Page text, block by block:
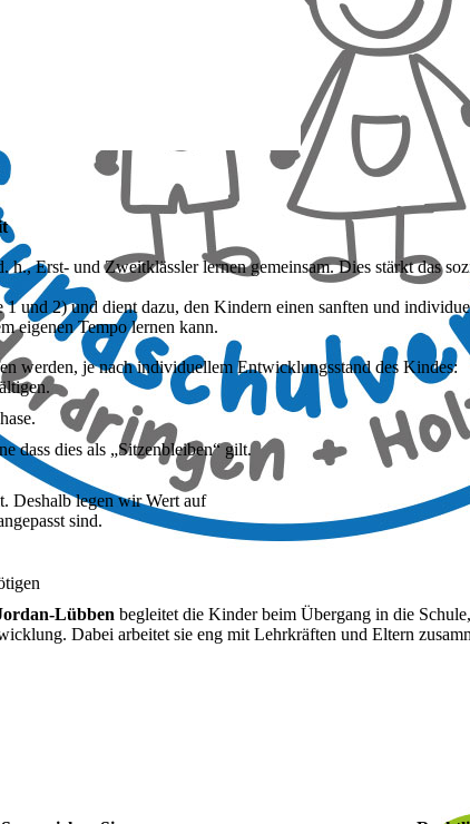
Erst- und Zweitklässler lernen gemeinsam. Dies stärkt das
1 und 2) und dient dazu, den Kindern einen sanften und
eigenen Tempo lernen kann.
werden, je nach individuellem Entwicklungsstand des Kindes:
dass dies als „Sitzenbleiben“ gilt.
Deshalb legen wir Wert auf
sind.
Lübben begleitet die Kinder beim Übergang in die
Dabei arbeitet sie eng mit Lehrkräften und Eltern